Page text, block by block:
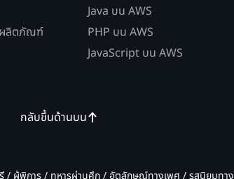
ลิตภัณฑ์
Java บน AWS
PHP บน AWS
JavaScript บน AWS
กลับขึ้นด้านบน
/ ผู้พิการ / ทหารผ่านศึก / อัตลักษณ์ทางเพศ / รสนิยมทาง